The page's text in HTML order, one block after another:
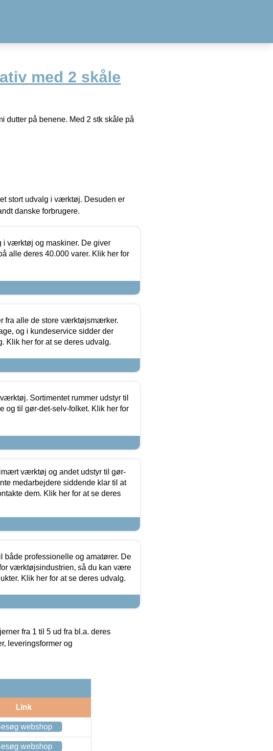
med 2 skåle
dutter på benene. Med 2 stk skåle på
stort udvalg i værktøj. Desuden er
danske forbrugere.
i værktøj og maskiner. De giver
alle deres 40.000 varer. Klik her for
fra alle de store værktøjsmærker.
og i kundeservice sidder der
Klik her for at se deres udvalg.
Sortimentet rummer udstyr til
og til gør-det-selv-folket. Klik her for
værktøj og andet udstyr til gør-
medarbejdere siddende klar til at
dem. Klik her for at se deres
professionelle og amatører. De
værktøjsindustrien, så du kan være
Klik her for at se deres udvalg.
fra 1 til 5 ud fra bl.a. deres
leveringsformer og
Link
webshop
webshop